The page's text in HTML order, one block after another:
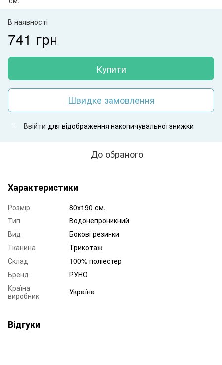
В наявності
741 грн
Купити
Швидке замовлення
Ввійти для відображення накопичувальної знижки
До обраного
Характеристики
Розмір
80х190 см.
Тип
Водонепроникний
Вид
Бокові резинки
Тканина
Трикотаж
Склад
100% поліестер
Бренд
РУНО
Країна
виробник
Україна
Відгуки